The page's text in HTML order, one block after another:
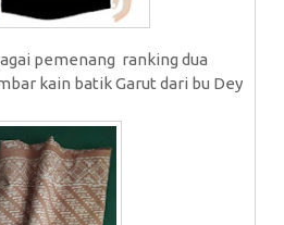
pemenang ranking dua
kain batik Garut dari bu Dey